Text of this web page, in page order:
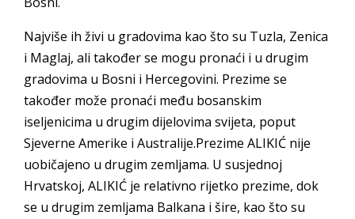
Najviše ih živi u gradovima kao što su Tuzla, Zenica
i Maglaj, ali također se mogu pronaći i u drugim
gradovima u Bosni i Hercegovini. Prezime se
također može pronaći među bosanskim
iseljenicima u drugim dijelovima svijeta, poput
Sjeverne Amerike i Australije.Prezime ALIKIĆ nije
uobičajeno u drugim zemljama. U susjednoj
Hrvatskoj, ALIKIĆ je relativno rijetko prezime, dok
se u drugim zemljama Balkana i šire, kao što su